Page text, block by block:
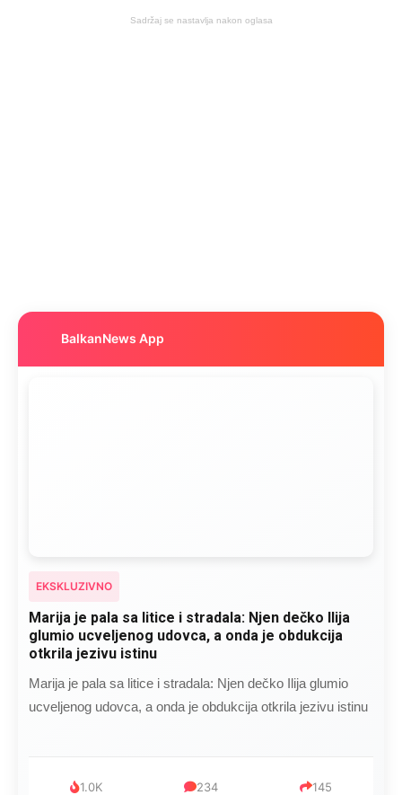
Sadržaj se nastavlja nakon oglasa
BalkanNews App
EKSKLUZIVNO
Marija je pala sa litice i stradala: Njen dečko Ilija
glumio ucveljenog udovca, a onda je obdukcija
otkrila jezivu istinu
Marija je pala sa litice i stradala: Njen dečko Ilija glumio
ucveljenog udovca, a onda je obdukcija otkrila jezivu istinu
1.0K 234 145